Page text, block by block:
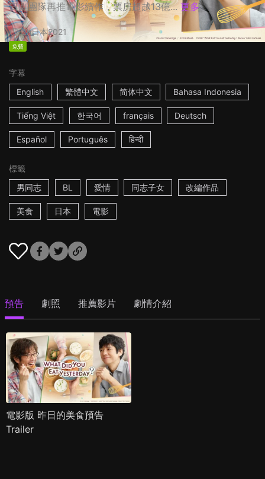
日劇團隊再推電影續作，票房超越13億... 更多
2h日本2021
免費
字幕
English
繁體中文 简体中文 Bahasa Indonesia
Tiếng Việt 한국어 français Deutsch
Español Português हिन्दी
標籤
男同志
BL 愛情 同志子女 改編作品
美食 日本 電影
預告 劇照 推薦影片 劇情介紹
電影版 昨日的美食預告
Trailer